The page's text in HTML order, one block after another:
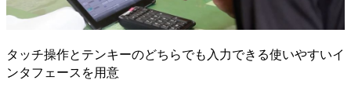
タッチ操作とテンキーのどちらでも入力できる使いやすいイ
ンタフェースを用意